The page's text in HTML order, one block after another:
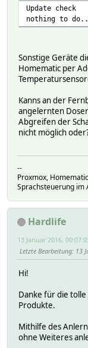
Update check
nothing to
Sonstige Geräte
Homematic per
Kanns an der
angelernten
Abgreifen der
nicht möglich
--
Proxmox,
Sprachsteuerung im
Hardlife
13 Januar 2016,
Letzte Bearbeitung: 13
Hi!
Danke für die
Produkte.
Mithilfe des
ohne Weiteres